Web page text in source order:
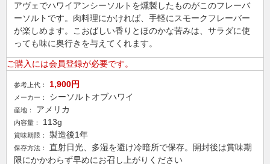
アヴェでハワイアンシーソルトを燻製したものがこのフレーバ
ーソルトです。肉料理にかければ、手軽にスモークフレーバー
が楽しめます。こおばしい香りとほのかな苦みは、サラダに使
っても味に奥行きを与えてくれます。
ご購入には会員登録が必要です。
参考上代： 1,900円
メーカー： シーソルトオブハワイ
産地： アメリカ
内容量： 113g
賞味期限： 製造後1年
保存方法：
直射日光、多湿を避け冷暗所で保存。開封後は賞味期
限にかかわらず早めにお召し上がりください